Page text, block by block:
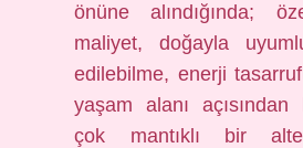
önüne alındığında;
maliyet, doğayla
edilebilme, enerji
yaşam alanı açısından
çok mantıklı bir